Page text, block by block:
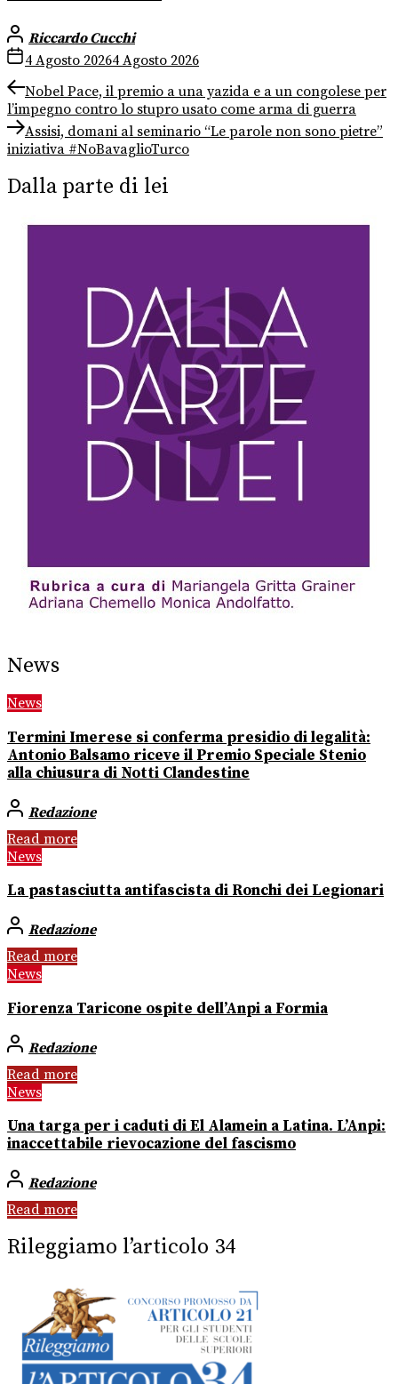
Riccardo Cucchi
4 Agosto 20264 Agosto 2026
Navigazione
articoli
Previous
post:
Nobel Pace, il premio a una yazida e a un congolese per
l’impegno contro lo stupro usato come arma di guerra
Next
post:
Assisi, domani al seminario “Le parole non sono pietre”
iniziativa #NoBavaglioTurco
Dalla parte di lei
News
News
Termini Imerese si conferma presidio di legalità:
Antonio Balsamo riceve il Premio Speciale Stenio
alla chiusura di Notti Clandestine
Redazione
Read more
News
La pastasciutta antifascista di Ronchi dei Legionari
Redazione
Read more
News
Fiorenza Taricone ospite dell’Anpi a Formia
Redazione
Read more
News
Una targa per i caduti di El Alamein a Latina. L’Anpi:
inaccettabile rievocazione del fascismo
Redazione
Read more
Rileggiamo l’articolo 34